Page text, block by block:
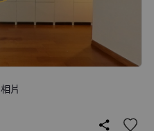
相片
